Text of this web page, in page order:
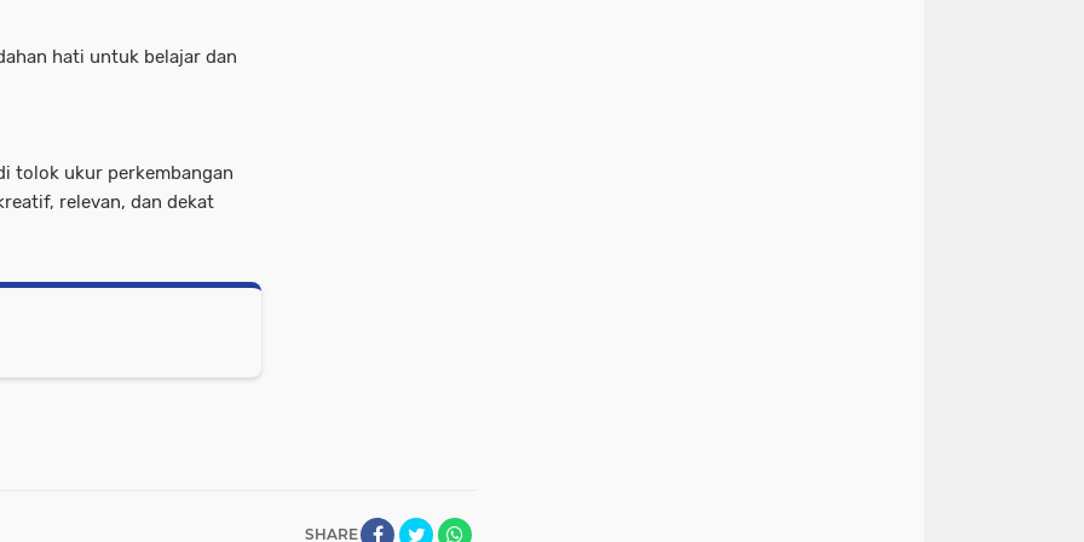
hati untuk belajar dan
tolok ukur perkembangan
relevan, dan dekat
SHARE